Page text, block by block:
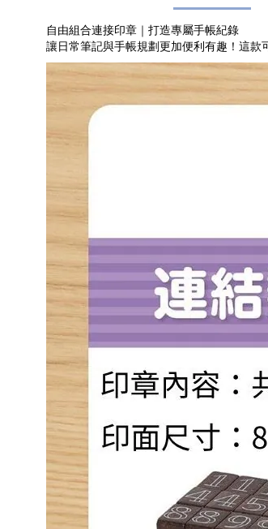
自由組合連接印章｜打造專屬手帳紀錄
讓日常筆記與手帳規劃更加便利有趣！這款